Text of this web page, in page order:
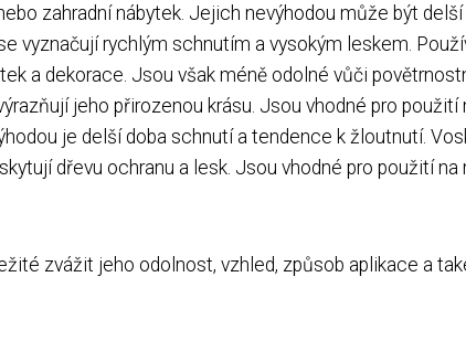
zahradní nábytek. Jejich nevýhodou může být
vyznačují rychlým schnutím a vysokým leskem.
a dekorace. Jsou však méně odolné vůči
jeho přirozenou krásu. Jsou vhodné pro použití
je delší doba schnutí a tendence k žloutnutí.
dřevu ochranu a lesk. Jsou vhodné pro použití na
zvážit jeho odolnost, vzhled, způsob aplikace a